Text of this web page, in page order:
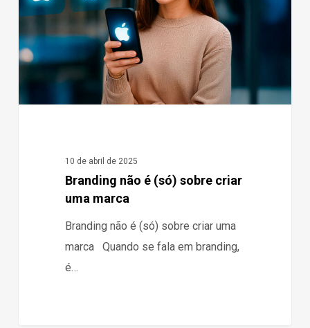
sobre
criar
uma
10 de abril de 2025
Branding não é (só) sobre criar
uma marca
Branding não é (só) sobre criar uma
marca Quando se fala em branding,
é…